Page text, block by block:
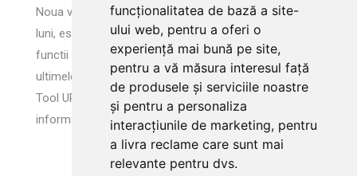
funcționalitatea de bază a site-
ului web, pentru a oferi o
experiență mai bună pe site,
pentru a vă măsura interesul față
de produsele și serviciile noastre
și pentru a personaliza
interacțiunile de marketing, pentru
a livra reclame care sunt mai
relevante pentru dvs.
Noua versiune Search Console, lansata acum cateva
luni, este in continua dezvoltare si ne promite noi
functii utile pentru analiza site-urilor. Iata care sunt
ultimele noutati in Search Console: URL Inspection
Tool URL Inspection este un tool care iti ofera
informatii detaliate despre